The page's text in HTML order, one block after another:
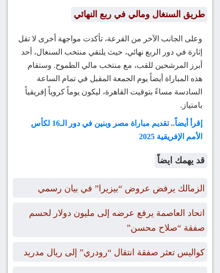
طريق السنغال ومالي في ربع النهائي
وعلى الجانب الآخر من القرعة، تأكدت مواجهة أخرى لا تقل
إثارة في دور الربع نهائي، حيث يلتقي منتخب السنغال، أحد
أبرز المرشحين للقب، مع منتخب مالي الطموح. وستقام
هذه المباراة أيضاً يوم الجمعة المقبل في تمام الساعة
السادسة مساءً بتوقيت القاهرة، ليكون يوماً كروياً إفريقياً
بامتياز.
إقرأ أيضاً.. تقديم مباراة مصر وبنين في دور الـ16 لكأس
الأمم الإفريقية 2025
قد يهمك ايضاً
الزمالك يرفض عروض “بيزيرا” في بيان رسمي
اتحاد العاصمة يرفع عرضه إلى مليون دولار لحسم
صفقة “صلاح محسن”
كواليس تعثر صفقة انتقال “رودري” إلى ريال مدريد